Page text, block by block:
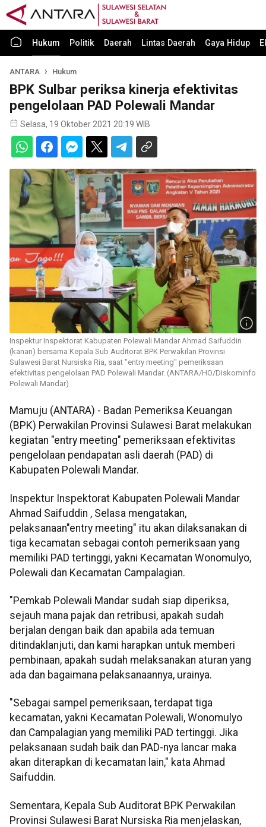
Hukum Politik Daerah Lintas Daerah Gaya Hidup
ANTARA Hukum
BPK Sulbar periksa kinerja efektivitas
pengelolaan PAD Polewali Mandar
Selasa, 19 Oktober 2021 20:19 WIB
Inspektur Inspektorat Kabupaten Polewali Mandar Ahmad Saifuddin
(kanan) bersama Kepala Sub Auditorat BPK Perwakilan Provinsi
Sulawesi Barat Nursiska Ria, saat "entry meeting" pemeriksaan
efektivitas pengelolaan PAD Polewali Mandar. (ANTARA/HO/Diskominfo
Polewali Mandar)
Mamuju (ANTARA) - Badan Pemeriksa Keuangan
(BPK) Perwakilan Provinsi Sulawesi Barat melakukan
kegiatan "entry meeting" pemeriksaan efektivitas
pengelolaan pendapatan asli daerah (PAD) di
Kabupaten Polewali Mandar.
Inspektur Inspektorat Kabupaten Polewali Mandar
Ahmad Saifuddin , Selasa mengatakan,
pelaksanaan"entry meeting" itu akan dilaksanakan di
tiga kecamatan sebagai contoh pemeriksaan yang
memiliki PAD tertinggi, yakni Kecamatan Wonomulyo,
Polewali dan Kecamatan Campalagian.
"Pemkab Polewali Mandar sudah siap diperiksa,
sejauh mana pajak dan retribusi, apakah sudah
berjalan dengan baik dan apabila ada temuan
ditindaklanjuti, dan kami harapkan untuk memberi
pembinaan, apakah sudah melaksanakan aturan yang
ada dan bagaimana pelaksanaannya, urainya.
"Sebagai sampel pemeriksaan, terdapat tiga
kecamatan, yakni Kecamatan Polewali, Wonomulyo
dan Campalagian yang memiliki PAD tertinggi. Jika
pelaksanaan sudah baik dan PAD-nya lancar maka
akan diterapkan di kecamatan lain," kata Ahmad
Saifuddin.
Sementara, Kepala Sub Auditorat BPK Perwakilan
Provinsi Sulawesi Barat Nursiska Ria menjelaskan,